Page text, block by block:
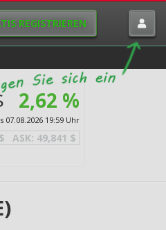
REGISTRIEREN
2,62 %
07.08.2026 19:59 Uhr
ASK: 49,841 $